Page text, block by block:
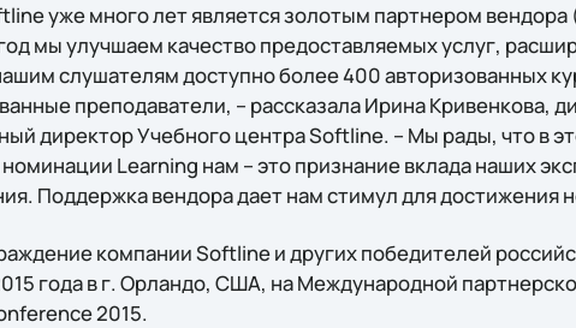
уже много лет является золотым партнером
мы улучшаем качество предоставляемых услуг,
слушателям доступно более 400 авторизованных
преподаватели, – рассказала Ирина Кривенкова,
директор Учебного центра Softline. – Мы рады, что в
Learning нам – это признание вклада наших
Поддержка вендора дает нам стимул для достижения
компании Softline и других победителей
года в г. Орландо, США, на Международной
2015.